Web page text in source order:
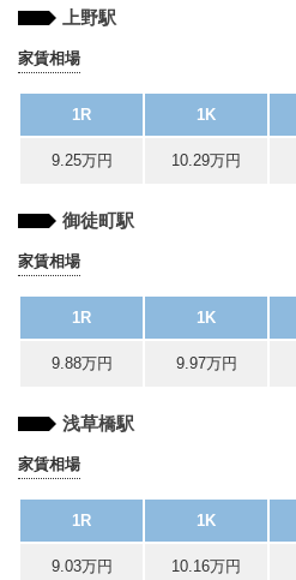
上野駅
家賃相場
1R 1K
9.25万円 10.29万円
御徒町駅
家賃相場
1R 1K
9.88万円 9.97万円
浅草橋駅
家賃相場
1R 1K
9.03万円 10.16万円